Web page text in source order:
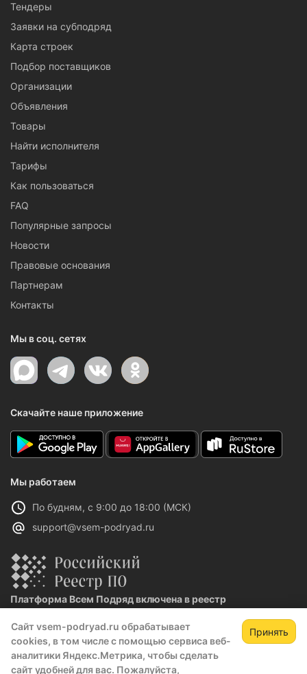
Сайт vsem-podryad.ru обрабатывает
cookies, в том числе с помощью сервиса веб-
аналитики Яндекс.Метрика, чтобы сделать
сайт удобней для вас. Пожалуйста,
Принять
Тендеры
Заявки на субподряд
Карта строек
Подбор поставщиков
Организации
Объявления
Товары
Найти исполнителя
Тарифы
Как пользоваться
FAQ
Популярные запросы
Новости
Правовые основания
Партнерам
Контакты
Мы в соц. сетях
Скачайте наше приложение
Мы работаем
По будням, с 9:00 до 18:00 (МСК)
support@vsem-podryad.ru
Платформа Всем Подряд включена в реестр
Реестровая запись №32021 от 06.02.2026